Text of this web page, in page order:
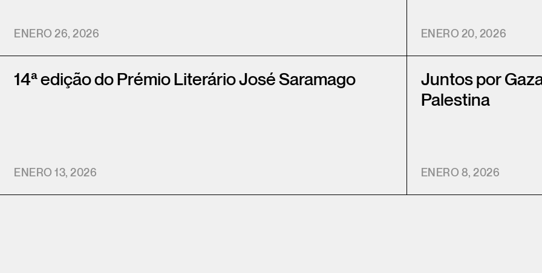
ENERO 26, 2026 ENERO 20, 2026
14ª edição do Prémio Literário José Saramago
ENERO 13, 2026
Juntos por
Palestina
ENERO 8, 2026